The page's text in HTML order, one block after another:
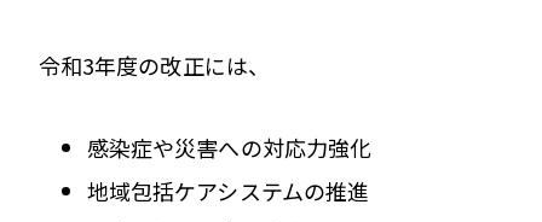
令和3年度の改正には、
感染症や災害への対応力強化
地域包括ケアシステムの推進